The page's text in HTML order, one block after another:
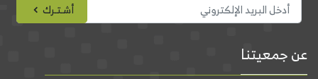
أشـتـرك
عن جمعيتنا